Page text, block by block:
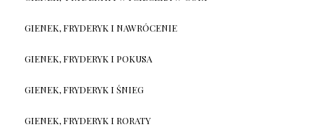
GIENEK, FRYDERYK I NAWRÓCENIE
GIENEK, FRYDERYK I POKUSA
GIENEK, FRYDERYK I ŚNIEG
GIENEK, FRYDERYK I RORATY